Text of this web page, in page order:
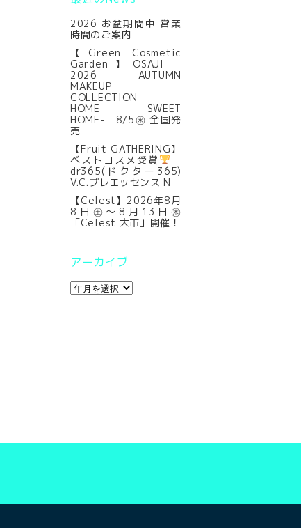
2026 お盆期間中 営業
時間のご案内
【Green Cosmetic
Garden】OSAJI
2026 AUTUMN
MAKEUP
COLLECTION -
HOME SWEET
HOME- 8/5㊌ 全国発
売
【Fruit GATHERING】
ベストコスメ受賞
dr365(ドクター365)
V.C.プレエッセンス N
【Celest】2026年8月
8日㊏～8月13日㊍
「Celest 大市」開催！
アーカイブ